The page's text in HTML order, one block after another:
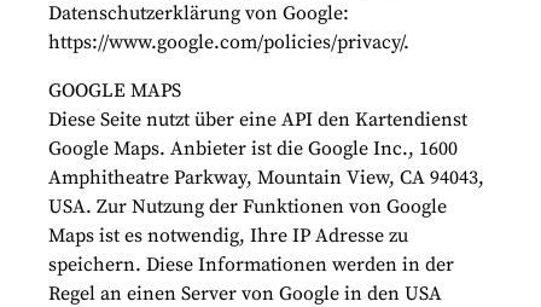
Datenschutzerklärung von Google:
https://www.google.com/policies/privacy/.
GOOGLE MAPS
Diese Seite nutzt über eine API den Kartendienst
Google Maps. Anbieter ist die Google Inc., 1600
Amphitheatre Parkway, Mountain View, CA 94043,
USA. Zur Nutzung der Funktionen von Google
Maps ist es notwendig, Ihre IP Adresse zu
speichern. Diese Informationen werden in der
Regel an einen Server von Google in den USA